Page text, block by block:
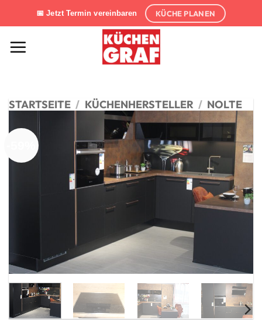
Inhalt
springen
📅 Jetzt Termin vereinbaren KÜCHE PLANEN
STARTSEITE / KÜCHENHERSTELLER / NOLTE